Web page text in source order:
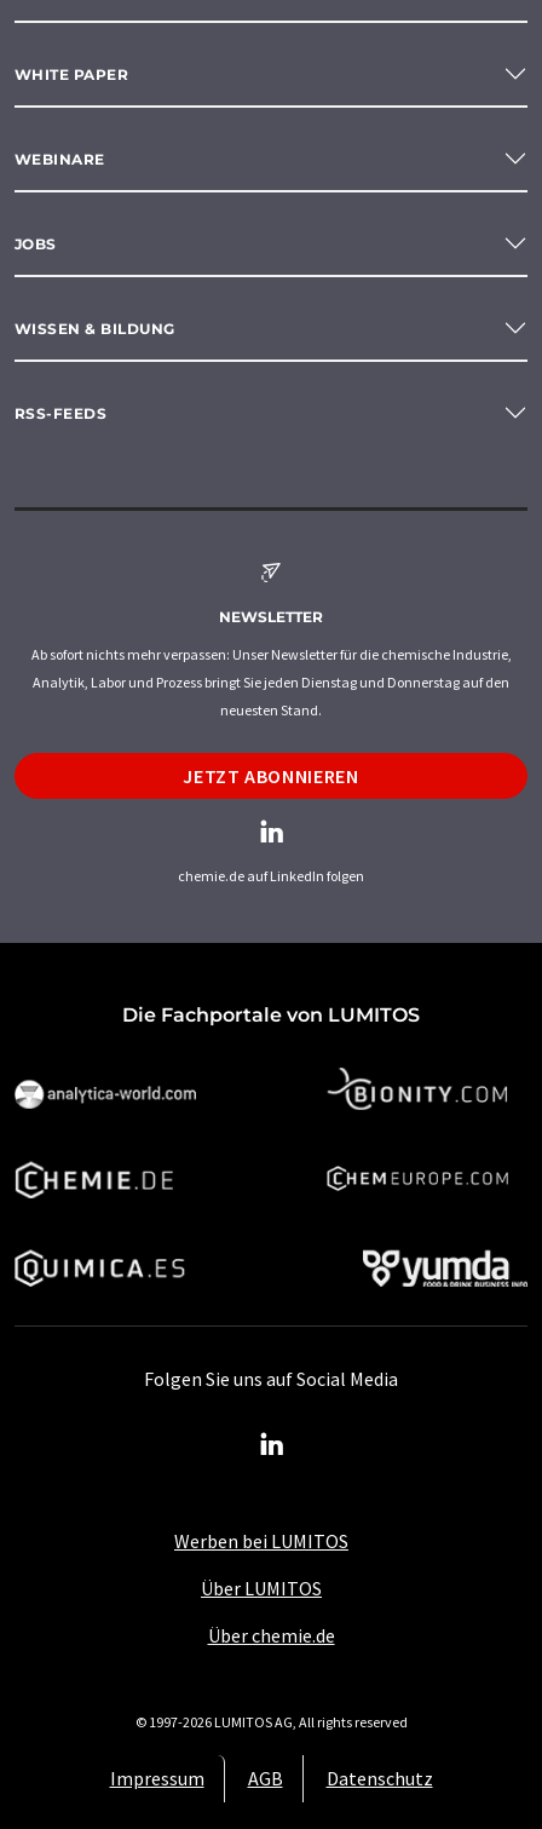
WHITE PAPER
WEBINARE
JOBS
WISSEN & BILDUNG
RSS-FEEDS
NEWSLETTER
Ab sofort nichts mehr verpassen: Unser Newsletter für die chemische Industrie,
Analytik, Labor und Prozess bringt Sie jeden Dienstag und Donnerstag auf den
neuesten Stand.
JETZT ABONNIEREN
chemie.de auf LinkedIn folgen
Die Fachportale von LUMITOS
Werben bei LUMITOS
Über LUMITOS
Über chemie.de
Impressum AGB Datenschutz
Folgen Sie uns auf Social Media
© 1997-2026 LUMITOS AG, All rights reserved